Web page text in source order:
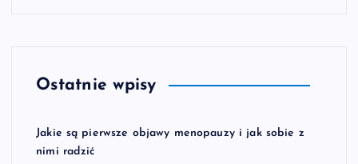
Ostatnie wpisy
Jakie są pierwsze objawy menopauzy i jak sobie z
nimi radzić